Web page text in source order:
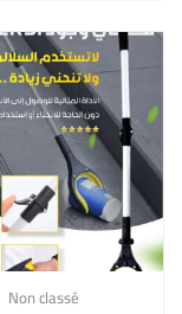
Non classé